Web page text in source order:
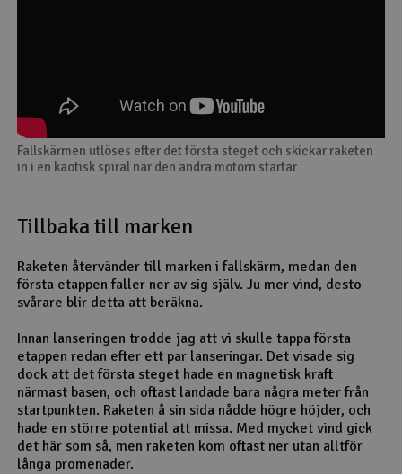
Fallskärmen utlöses efter det första steget och skickar raketen
in i en kaotisk spiral när den andra motorn startar
Tillbaka till marken
Raketen återvänder till marken i fallskärm, medan den
första etappen faller ner av sig själv. Ju mer vind, desto
svårare blir detta att beräkna.
Innan lanseringen trodde jag att vi skulle tappa första
etappen redan efter ett par lanseringar. Det visade sig
dock att det första steget hade en magnetisk kraft
närmast basen, och oftast landade bara några meter från
startpunkten. Raketen å sin sida nådde högre höjder, och
hade en större potential att missa. Med mycket vind gick
det här som så, men raketen kom oftast ner utan alltför
långa promenader.